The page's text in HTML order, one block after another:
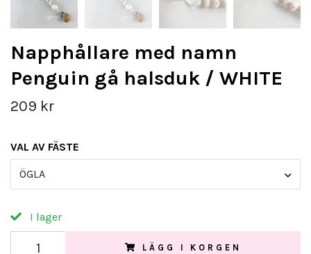
Napphållare med namn
Penguin gå halsduk / WHITE
209 kr
VAL AV FÄSTE
ÖGLA
I lager
LÄGG I KORGEN